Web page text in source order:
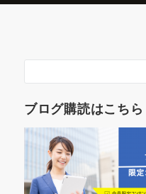
ブログ購読はこちら